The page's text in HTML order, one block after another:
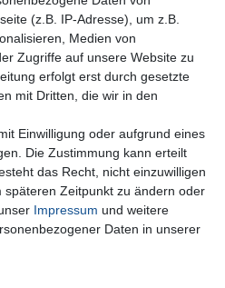
und Bestellungen
oder Telefon:
info@dein-bau-projekt.de
(z.B. IP-Adresse), um z.B.
Medien von
Zugriffe auf unsere Website zu
erfolgt erst durch gesetzte
mit Dritten, die wir in den
Einwilligung oder aufgrund eines
Die Zustimmung kann erteilt
das Recht, nicht einzuwilligen
späteren Zeitpunkt zu ändern oder
Impressum und weitere
Daten in unserer